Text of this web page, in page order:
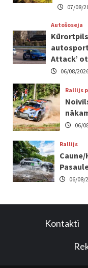
07/08/
Autošoseja
Attack’
06/08/
Rallijs
06/
Rallijs
06/08/
Kontakti